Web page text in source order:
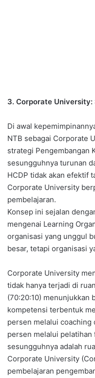
3. Corporate University:
Di awal
NTB sebagai Corporate
strategi Pengembangan
sesungguhnya turunan
HCDP tidak akan efektif
Corporate University
pembelajaran.
Konsep ini sejalan
mengenai Learning
organisasi yang unggul
besar, tetapi organisasi
Corporate University
tidak hanya terjadi di
(70:20:10) menunjukkan
kompetensi terbentuk
persen melalui coaching
persen melalui
sesungguhnya adalah
Corporate University
pembelajaran